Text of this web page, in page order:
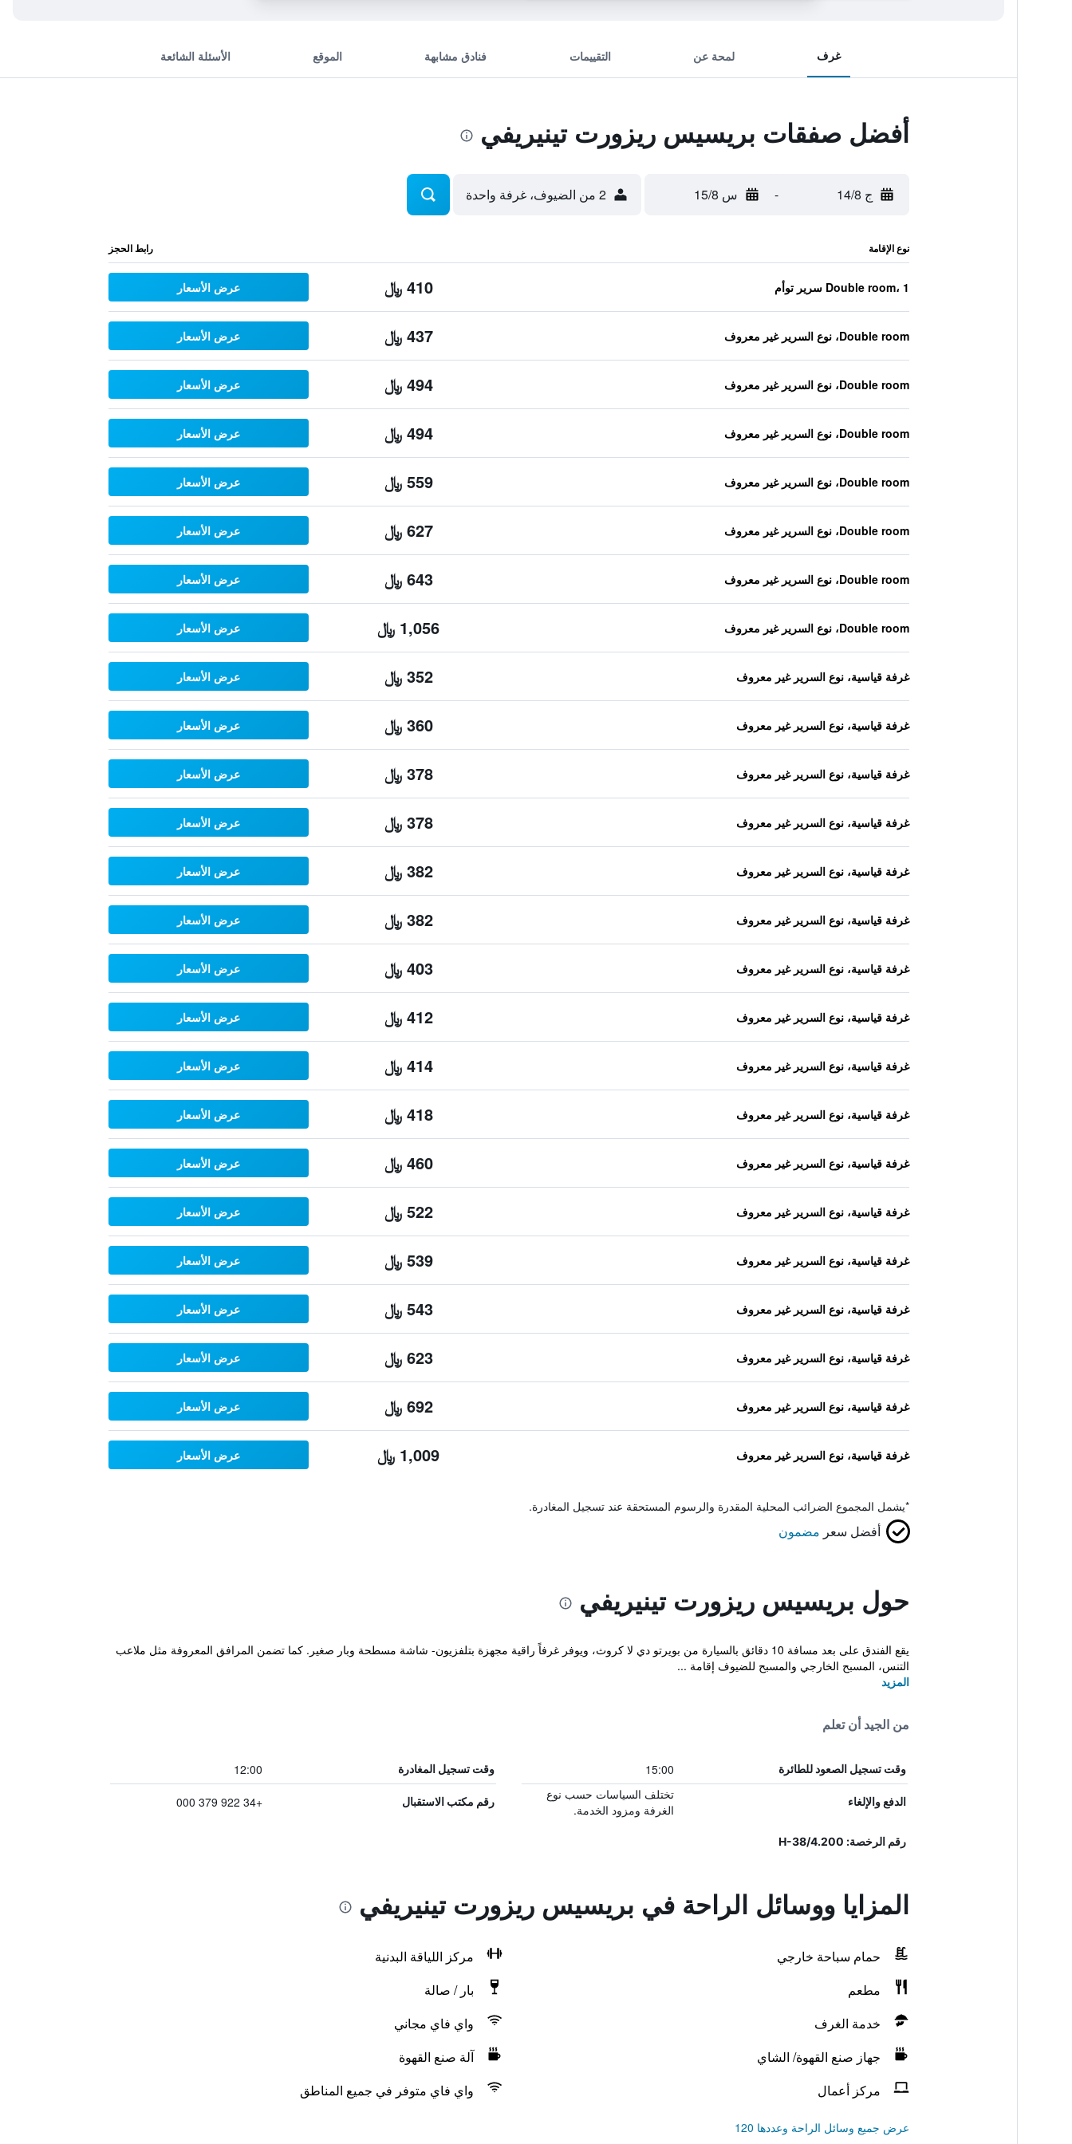
غرف لمحة عن التقييمات فنادق مشابهة الموقع الأسئلة الشائعة
أفضل صفقات بريسيس ريزورت تينيريفي
ج 14/8 - س 15/8 2 من الضيوف، غرفة واحدة
نوع الإقامة رابط الحجز
Double room، 1 سرير توأم 410 ﷼ عرض الأسعار
Double room، نوع السرير غير معروف 437 ﷼ عرض الأسعار
Double room، نوع السرير غير معروف 494 ﷼ عرض الأسعار
Double room، نوع السرير غير معروف 494 ﷼ عرض الأسعار
Double room، نوع السرير غير معروف 559 ﷼ عرض الأسعار
Double room، نوع السرير غير معروف 627 ﷼ عرض الأسعار
Double room، نوع السرير غير معروف 643 ﷼ عرض الأسعار
Double room، نوع السرير غير معروف 1,056 ﷼ عرض الأسعار
غرفة قياسية، نوع السرير غير معروف 352 ﷼ عرض الأسعار
غرفة قياسية، نوع السرير غير معروف 360 ﷼ عرض الأسعار
غرفة قياسية، نوع السرير غير معروف 378 ﷼ عرض الأسعار
غرفة قياسية، نوع السرير غير معروف 378 ﷼ عرض الأسعار
غرفة قياسية، نوع السرير غير معروف 382 ﷼ عرض الأسعار
غرفة قياسية، نوع السرير غير معروف 382 ﷼ عرض الأسعار
غرفة قياسية، نوع السرير غير معروف 403 ﷼ عرض الأسعار
غرفة قياسية، نوع السرير غير معروف 412 ﷼ عرض الأسعار
غرفة قياسية، نوع السرير غير معروف 414 ﷼ عرض الأسعار
غرفة قياسية، نوع السرير غير معروف 418 ﷼ عرض الأسعار
غرفة قياسية، نوع السرير غير معروف 460 ﷼ عرض الأسعار
غرفة قياسية، نوع السرير غير معروف 522 ﷼ عرض الأسعار
غرفة قياسية، نوع السرير غير معروف 539 ﷼ عرض الأسعار
غرفة قياسية، نوع السرير غير معروف 543 ﷼ عرض الأسعار
غرفة قياسية، نوع السرير غير معروف 623 ﷼ عرض الأسعار
غرفة قياسية، نوع السرير غير معروف 692 ﷼ عرض الأسعار
غرفة قياسية، نوع السرير غير معروف 1,009 ﷼ عرض الأسعار
*يشمل المجموع الضرائب المحلية المقدرة والرسوم المستحقة عند تسجيل المغادرة.
أفضل سعر مضمون
حول بريسيس ريزورت تينيريفي
يقع الفندق على بعد مسافة 10 دقائق بالسيارة من بويرتو دي لا كروث، ويوفر غرفاً راقية مجهزة بتلفزيون- شاشة مسطحة وبار صغير. كما تضمن المرافق المعروفة مثل ملاعب
التنس، المسبح الخارجي والمسبح للضيوف إقامة ...
المزيد
من الجيد أن تعلم
وقت تسجيل الصعود للطائرة 15:00 وقت تسجيل المغادرة 12:00
الدفع والإلغاء
تختلف السياسات حسب نوع
الغرفة ومزود الخدمة.
رقم مكتب الاستقبال +34 922 379 000
رقم الرخصة: H-38/4.200
المزايا ووسائل الراحة في بريسيس ريزورت تينيريفي
حمام سباحة خارجي
مركز اللياقة البدنية
مطعم
بار / صالة
خدمة الغرف
واي فاي مجاني
جهاز صنع القهوة/ الشاي
آلة صنع القهوة
مركز أعمال
واي فاي متوفر في جميع المناطق
عرض جميع وسائل الراحة وعددها 120